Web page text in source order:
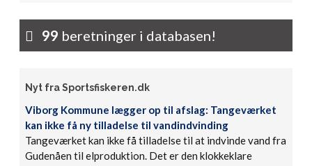
99 beretninger i databasen!
Nyt fra Sportsfiskeren.dk
Viborg Kommune lægger op til afslag: Tangeværket
kan ikke få ny tilladelse til vandindvinding
Tangeværket kan ikke få tilladelse til at indvinde vand fra
Gudenåen til elproduktion. Det er den klokkeklare